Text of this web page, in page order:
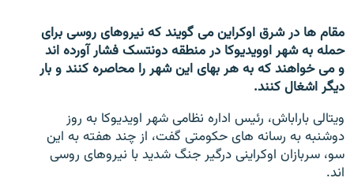
همۀ سایت‌های رادیو آزادی/ رادیو اروپای آزاد
مقام ها در شرق اوکراین می گویند که نیروهای روسی برای
حمله به شهر اوویدیوکا در منطقه دونتسک فشار آورده اند
و می خواهند که به هر بهای این شهر را محاصره کنند و بار
دیگر اشغال کنند.
ویتالی باراباش، رئیس اداره نظامی شهر اویدیوکا به روز
دوشنبه به رسانه های حکومتی گفت، از چند هفته به این
سو، سربازان اوکراینی درگیر جنگ شدید با نیروهای روسی
اند.